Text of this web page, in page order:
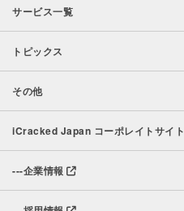
サービス一覧
トピックス
その他
iCracked Japan コーポレイトサイト
---企業情報